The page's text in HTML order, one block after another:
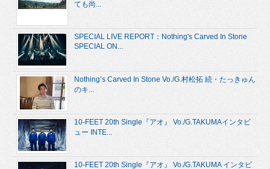
ても尚...
SPECIAL LIVE REPORT：Nothing's Carved In Stone
SPECIAL ON...
Nothing’s Carved In Stone Vo./G.村松拓 続・たっきゅん
のキ...
10-FEET 20th Single『アオ』 Vo./G.TAKUMAインタビ
ュー INTE...
10-FEET 20th Single『アオ』 Vo./G.TAKUMA インタビ